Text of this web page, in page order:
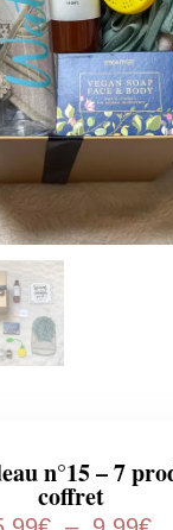
n°15 – 7
coffret